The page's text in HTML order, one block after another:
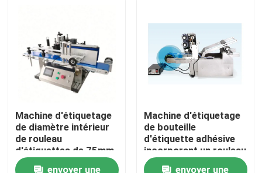
Produits
À propos de nous
Machine d'étiquetage
de diamètre intérieur
de rouleau
d'étiquettes de 75mm,
parfaite pour les
envoyer une
Machine d'étiquetage
de bouteille
d'étiquette adhésive
incorporant un rouleau
d'étiquette Diamètre
envoyer une